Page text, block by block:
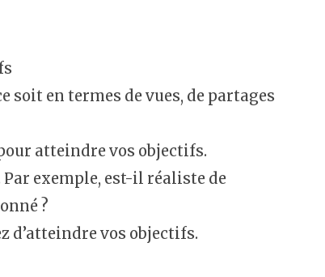
soit en termes de vues, de partages
atteindre vos objectifs.
exemple, est-il réaliste de
?
d’atteindre vos objectifs.